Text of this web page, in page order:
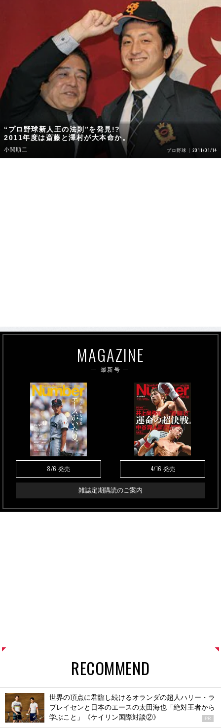
“プロ野球新人王の法則”を発見!?
2011年度は斎藤と澤村が大本命か。
小関順二 プロ野球 2011/01/14
MAGAZINE
最新号
8/6 発売 4/16 発売
雑誌定期購読のご案内
RECOMMEND
世界の頂点に君臨し続けるオランダの超人ハリー・ラ
ブレイセンと日本のエースの太田海也「絶対王者から
学ぶこと」《ケイリン国際対談②》
PR